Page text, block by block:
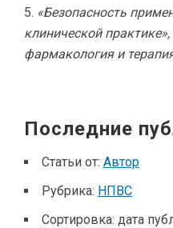
«Безопасность
клинической
фармакология и
Последние
Статьи от: Автор
Рубрика: НПВС
Сортировка: дата